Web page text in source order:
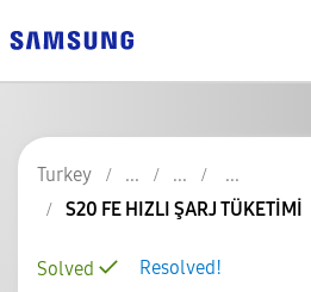
Turkey
S20 FE HIZLI ŞARJ TÜKETİMİ
Resolved!
Solved